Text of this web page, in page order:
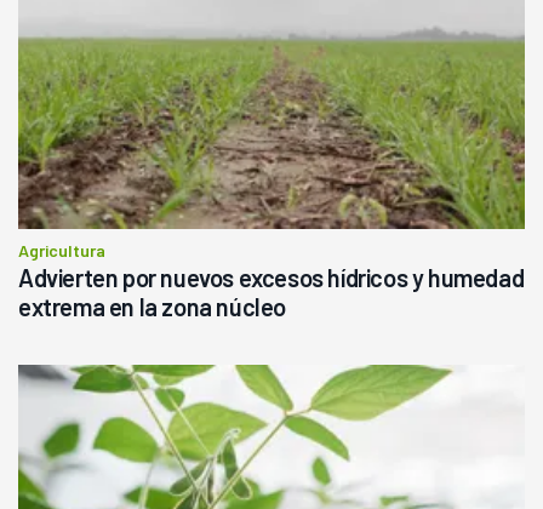
Agricultura
Advierten por nuevos excesos hídricos y humedad
extrema en la zona núcleo